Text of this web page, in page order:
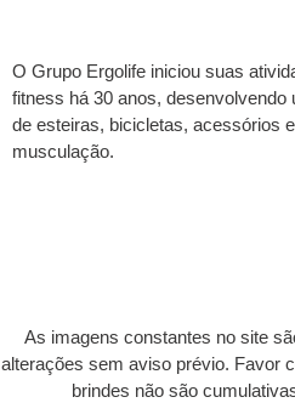
O Grupo Ergolife iniciou suas
fitness há 30 anos, desenvolvendo
de esteiras, bicicletas, acessórios
musculação.
As imagens constantes no site
alterações sem aviso prévio. Favor
brindes não são